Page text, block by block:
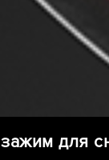
для